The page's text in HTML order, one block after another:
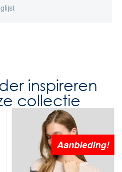
inspireren
collectie
Aanbieding!